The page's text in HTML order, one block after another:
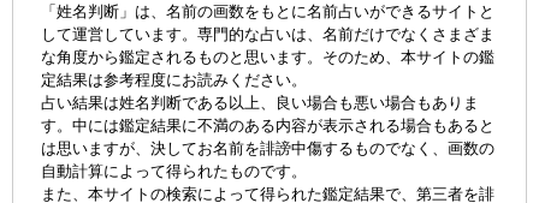
「姓名判断」は、名前の画数をもとに名前占いができるサイトと
して運営しています。専門的な占いは、名前だけでなくさまざま
な角度から鑑定されるものと思います。そのため、本サイトの鑑
定結果は参考程度にお読みください。
占い結果は姓名判断である以上、良い場合も悪い場合もありま
す。中には鑑定結果に不満のある内容が表示される場合もあると
は思いますが、決してお名前を誹謗中傷するものでなく、画数の
自動計算によって得られたものです。
また、本サイトの検索によって得られた鑑定結果で、第三者を誹